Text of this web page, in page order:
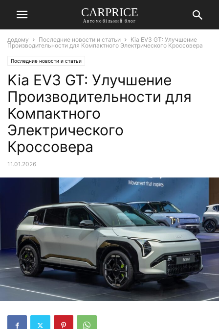
СARPRICE
Автомобільний блог
додому Последние новости и статьи
Kia EV3 GT: Улучшение
Производительности для Компактного Электрического Кроссовера
Последние новости и статьи
Kia EV3 GT: Улучшение
Производительности для
Компактного
Электрического
Кроссовера
11.01.2026